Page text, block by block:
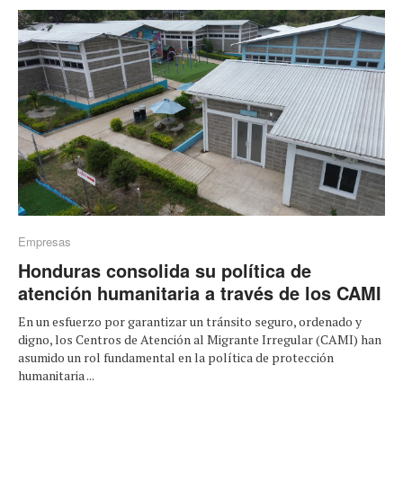
Empresas
Honduras consolida su política de
atención humanitaria a través de los CAMI
En un esfuerzo por garantizar un tránsito seguro, ordenado y
digno, los Centros de Atención al Migrante Irregular (CAMI) han
asumido un rol fundamental en la política de protección
humanitaria ...